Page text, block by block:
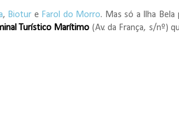
, Biotur e Farol do Morro. Mas só a Ilha Bela
Turístico Marítimo (Av. da França, s/nº)